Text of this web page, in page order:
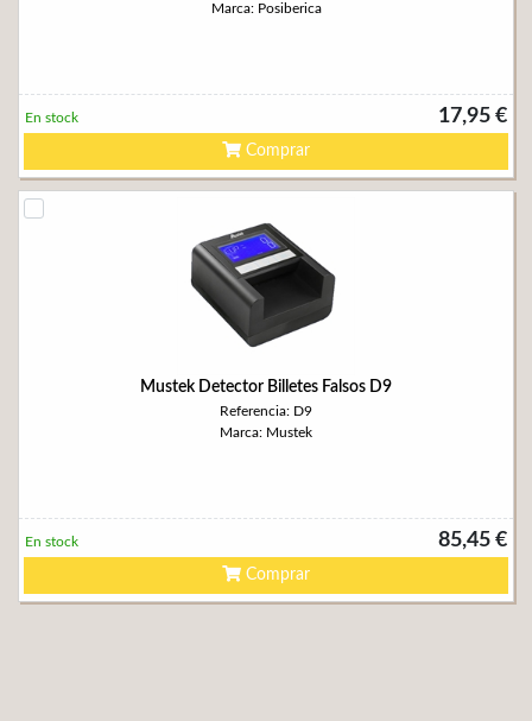
Marca: Posiberica
17,95 €
En stock
Comprar
Mustek Detector Billetes Falsos D9
Referencia: D9
Marca: Mustek
85,45 €
En stock
Comprar